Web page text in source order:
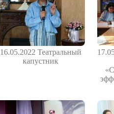
16.05.2022 Театральный
капустник